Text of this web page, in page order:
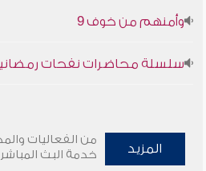
وأمنهم من خوف 9
سلسلة محاضرات نفحات رمضانية
المزيد
من الفعاليات
خدمة البث المباشر